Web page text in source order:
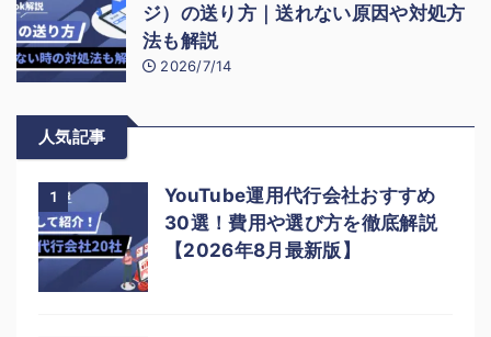
ジ）の送り方｜送れない原因や対処方
法も解説
2026/7/14
人気記事
1
YouTube運用代行会社おすすめ
30選！費用や選び方を徹底解説
【2026年8月最新版】